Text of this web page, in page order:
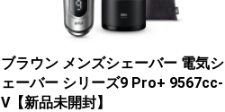
ブラウン メンズシェーバー 電気シ
ェーバー シリーズ9 Pro+ 9567cc-
V【新品未開封】